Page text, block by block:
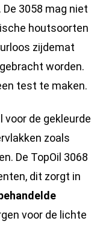
De 3058 mag niet
houtsoorten
zijdemat
worden.
test te maken.
voor de gekleurde
zoals
De TopOil 3068
dit zorgt in
voor de lichte